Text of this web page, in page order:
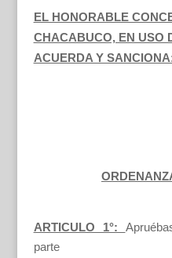
EL HONORABLE
CHACABUCO, EN USO
ACUERDA Y
ARTICULO 1°:
parte